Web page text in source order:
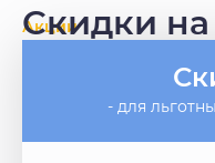
Акции
Скидки на
- для